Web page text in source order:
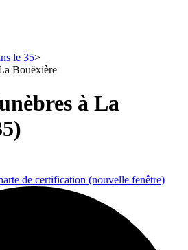
le 35
Bouëxière
à La
de certification (nouvelle fenêtre)